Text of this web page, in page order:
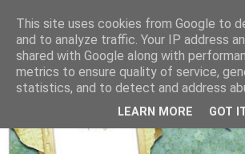
This site uses cookies from Google to
and to analyze traffic. Your IP address
shared with Google along with
metrics to ensure quality of service,
statistics, and to detect and address
LEARN MORE GOT